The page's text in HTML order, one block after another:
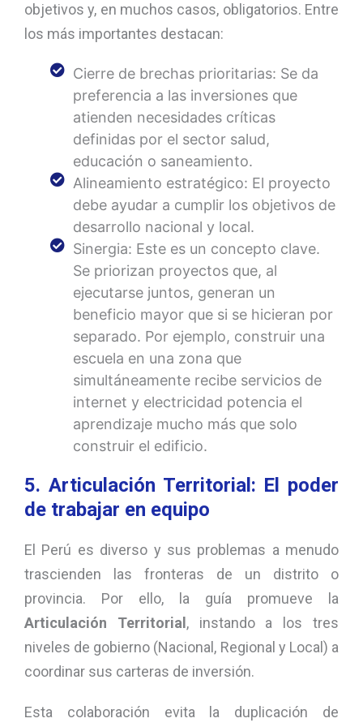
objetivos y, en muchos casos, obligatorios. Entre
los más importantes destacan:
Cierre de brechas prioritarias: Se da
preferencia a las inversiones que
atienden necesidades críticas
definidas por el sector salud,
educación o saneamiento.
Alineamiento estratégico: El proyecto
debe ayudar a cumplir los objetivos de
desarrollo nacional y local.
Sinergia: Este es un concepto clave.
Se priorizan proyectos que, al
ejecutarse juntos, generan un
beneficio mayor que si se hicieran por
separado. Por ejemplo, construir una
escuela en una zona que
simultáneamente recibe servicios de
internet y electricidad potencia el
aprendizaje mucho más que solo
construir el edificio.
5. Articulación Territorial: El poder
de trabajar en equipo
El Perú es diverso y sus problemas a menudo
trascienden las fronteras de un distrito o
provincia. Por ello, la guía promueve la
Articulación Territorial , instando a los tres
niveles de gobierno (Nacional, Regional y Local) a
coordinar sus carteras de inversión.
Esta colaboración evita la duplicación de